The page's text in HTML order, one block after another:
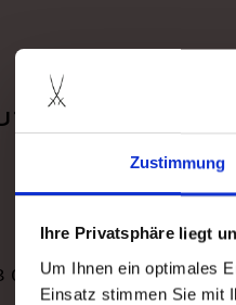
Zustimmung
Ihre Privatsphäre liegt
Um Ihnen ein optimales
Einsatz stimmen Sie mit
06